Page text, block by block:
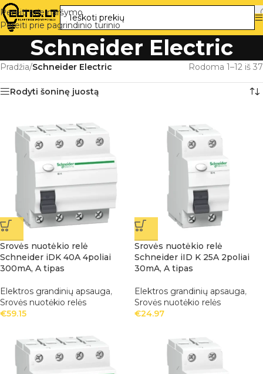
Pereiti prie naršymo
Pereiti prie pagrindinio turinio
Schneider Electric
Pradžia/Schneider Electric Rodoma 1–12 iš 37
Rodyti šoninę juostą
Srovės nuotėkio relė
Schneider iDK 40A 4poliai
300mA, A tipas
Elektros grandinių apsauga,
Srovės nuotėkio relės
€59.15
Srovės nuotėkio relė
Schneider iID K 25A 2poliai
30mA, A tipas
Elektros grandinių apsauga,
Srovės nuotėkio relės
€24.97